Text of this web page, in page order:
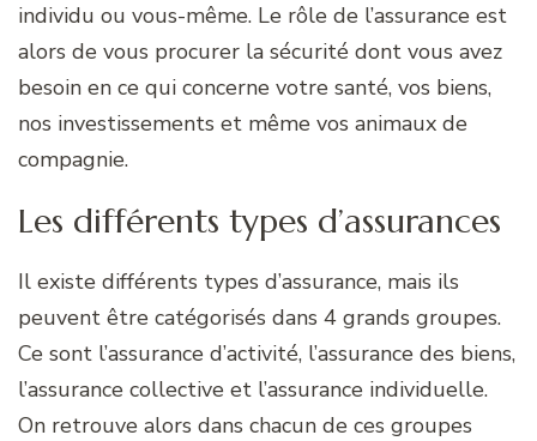
individu ou vous-même. Le rôle de l’assurance est
alors de vous procurer la sécurité dont vous avez
besoin en ce qui concerne votre santé, vos biens,
nos investissements et même vos animaux de
compagnie.
Les différents types d’assurances
Il existe différents types d’assurance, mais ils
peuvent être catégorisés dans 4 grands groupes.
Ce sont l’assurance d’activité, l’assurance des biens,
l’assurance collective et l’assurance individuelle.
On retrouve alors dans chacun de ces groupes